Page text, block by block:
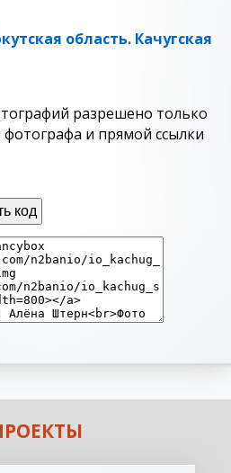
область. Качугская
разрешено только
и прямой ссылки
код